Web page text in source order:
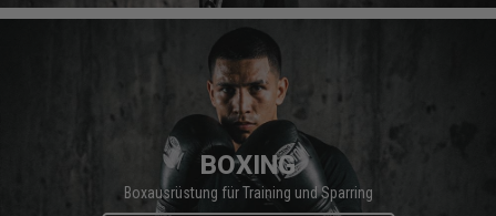
BOXING
Boxausrüstung für Training und Sparring